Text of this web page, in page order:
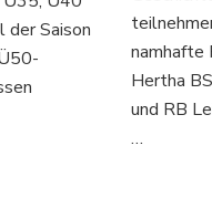
Saison
namhafte
Hertha
und RB
…